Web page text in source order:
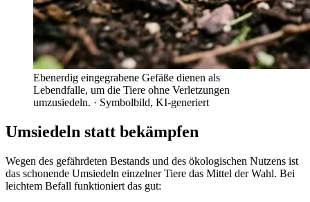
Ebenerdig eingegrabene Gefäße dienen als
Lebendfalle, um die Tiere ohne Verletzungen
umzusiedeln. · Symbolbild, KI-generiert
Umsiedeln statt bekämpfen
Wegen des gefährdeten Bestands und des ökologischen Nutzens ist
das schonende Umsiedeln einzelner Tiere das Mittel der Wahl. Bei
leichtem Befall funktioniert das gut: